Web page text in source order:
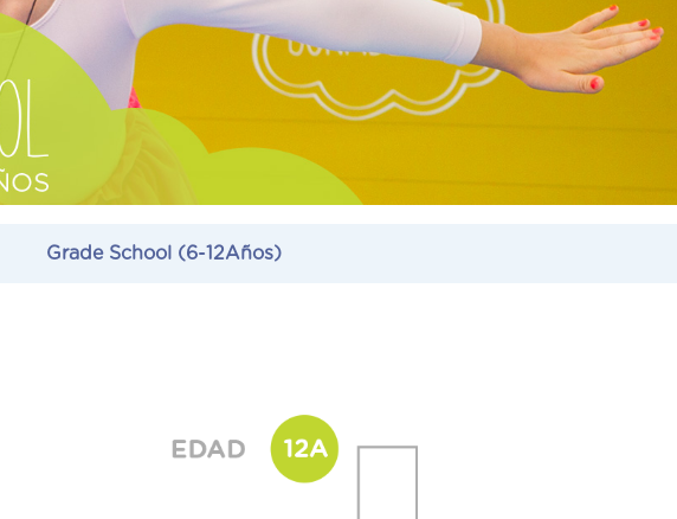
Grade School (6-12Años)